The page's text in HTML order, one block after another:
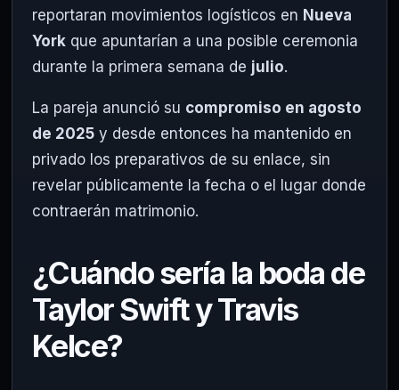
reportaran movimientos logísticos en Nueva
York que apuntarían a una posible ceremonia
durante la primera semana de julio.
La pareja anunció su compromiso en agosto
de 2025 y desde entonces ha mantenido en
privado los preparativos de su enlace, sin
revelar públicamente la fecha o el lugar donde
contraerán matrimonio.
¿Cuándo sería la boda de
Taylor Swift y Travis
Kelce?